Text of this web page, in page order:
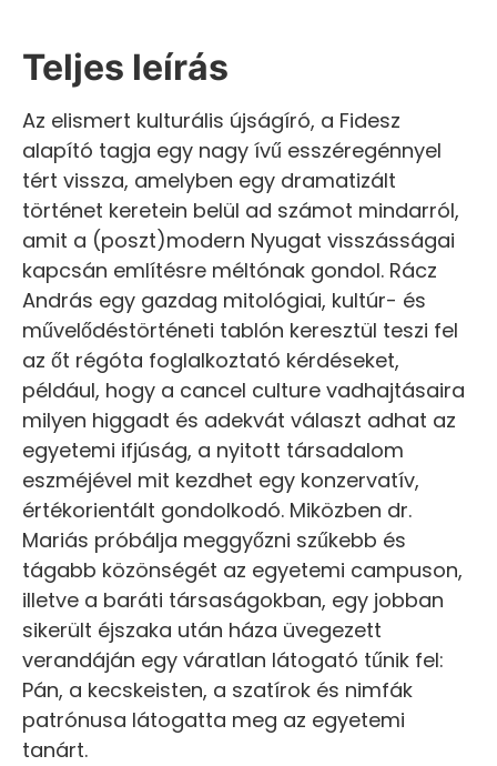
Teljes leírás
Az elismert kulturális újságíró, a Fidesz
alapító tagja egy nagy ívű esszéregénnyel
tért vissza, amelyben egy dramatizált
történet keretein belül ad számot mindarról,
amit a (poszt)modern Nyugat visszásságai
kapcsán említésre méltónak gondol. Rácz
András egy gazdag mitológiai, kultúr- és
művelődéstörténeti tablón keresztül teszi fel
az őt régóta foglalkoztató kérdéseket,
például, hogy a cancel culture vadhajtásaira
milyen higgadt és adekvát választ adhat az
egyetemi ifjúság, a nyitott társadalom
eszméjével mit kezdhet egy konzervatív,
értékorientált gondolkodó. Miközben dr.
Mariás próbálja meggyőzni szűkebb és
tágabb közönségét az egyetemi campuson,
illetve a baráti társaságokban, egy jobban
sikerült éjszaka után háza üvegezett
verandáján egy váratlan látogató tűnik fel:
Pán, a kecskeisten, a szatírok és nimfák
patrónusa látogatta meg az egyetemi
tanárt.